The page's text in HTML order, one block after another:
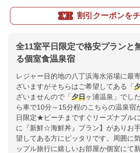
割引クーポンを
全11室平日限定で格安プランと
る個室食温泉宿
レジャー目的地の八丁浜海水浴場に最
ざいますがそちらはご希望してある「
ざいませんので「 夕日ヶ浦温泉」でし
ら車で10分～15分程のこちらの温泉宿
日限定★ビーチまですぐリーズナブル
に『新鮮☆海鮮丼』プラン】がありお
望してある方にピッタリです。周囲に
ップル旅行に嬉しいお部屋か個室にて